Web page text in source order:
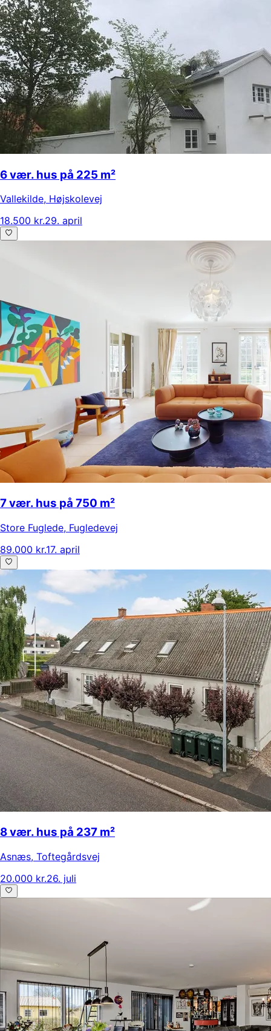
6 vær. hus på 225 m²
Vallekilde, Højskolevej
18.500 kr.29. april
7 vær. hus på 750 m²
Store Fuglede, Fugledevej
89.000 kr.17. april
8 vær. hus på 237 m²
Asnæs, Toftegårdsvej
20.000 kr.26. juli